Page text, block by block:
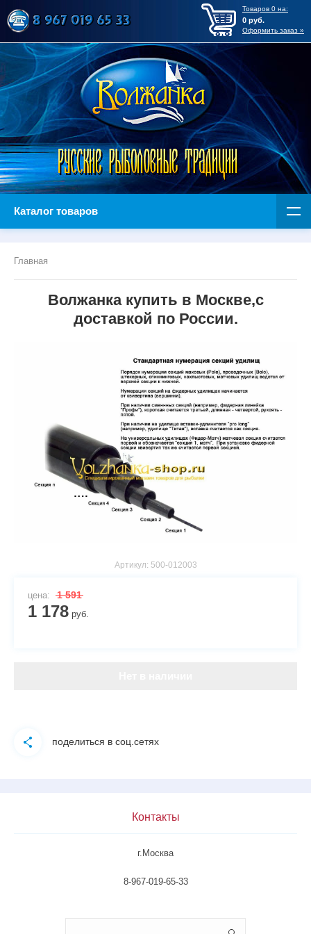
Товаров 0 на:
0 руб.
Оформить заказ »
Каталог товаров
Главная
Волжанка купить в Москве,с
доставкой по России.
Артикул: 500-012003
цена: 1 591
1 178 руб.
поделиться в соц.сетях
Контакты
г.Москва
8-967-019-65-33